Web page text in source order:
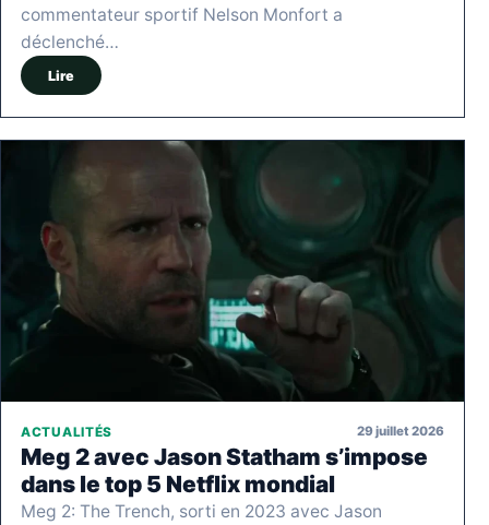
commentateur sportif Nelson Monfort a
déclenché…
Lire
ACTUALITÉS 29 juillet 2026
Meg 2 avec Jason Statham s’impose
dans le top 5 Netflix mondial
Meg 2: The Trench, sorti en 2023 avec Jason